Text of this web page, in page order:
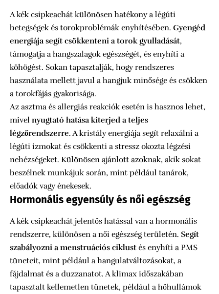
A kék csipkeachát különösen hatékony a légúti
betegségek és torokproblémák enyhítésében. Gyengéd
energiája segít csökkenteni a torok gyulladását,
támogatja a hangszalagok egészségét, és enyhíti a
köhögést. Sokan tapasztalják, hogy rendszeres
használata mellett javul a hangjuk minősége és csökken
a torokfájás gyakorisága.
Az asztma és allergiás reakciók esetén is hasznos lehet,
mivel nyugtató hatása kiterjed a teljes
légzőrendszerre. A kristály energiája segít relaxálni a
légúti izmokat és csökkenti a stressz okozta légzési
nehézségeket. Különösen ajánlott azoknak, akik sokat
beszélnek munkájuk során, mint például tanárok,
előadók vagy énekesek.
Hormonális egyensúly és női egészség
A kék csipkeachát jelentős hatással van a hormonális
rendszerre, különösen a női egészség területén. Segít
szabályozni a menstruációs ciklust és enyhíti a PMS
tüneteit, mint például a hangulatváltozásokat, a
fájdalmat és a duzzanatot. A klimax időszakában
tapasztalt kellemetlen tünetek, például a hőhullámok